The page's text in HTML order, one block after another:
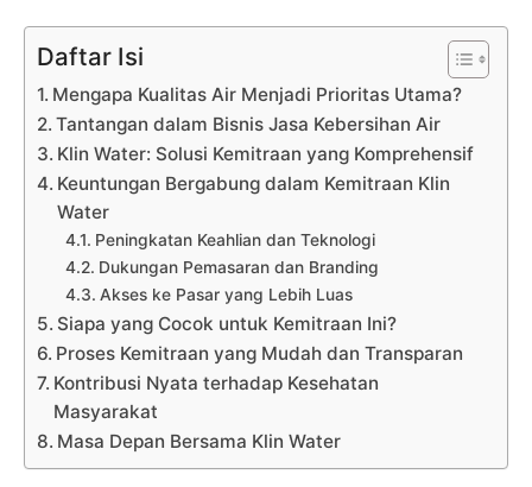
Daftar Isi
Mengapa Kualitas Air Menjadi Prioritas Utama?
Tantangan dalam Bisnis Jasa Kebersihan Air
Klin Water: Solusi Kemitraan yang Komprehensif
Keuntungan Bergabung dalam Kemitraan Klin
Water
Peningkatan Keahlian dan Teknologi
Dukungan Pemasaran dan Branding
Akses ke Pasar yang Lebih Luas
Siapa yang Cocok untuk Kemitraan Ini?
Proses Kemitraan yang Mudah dan Transparan
Kontribusi Nyata terhadap Kesehatan
Masyarakat
Masa Depan Bersama Klin Water